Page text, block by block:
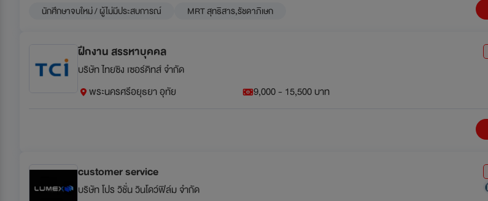
นักศึกษาจบใหม่ / ผู้ไม่มีประสบการณ์ MRT สุทธิสาร,รัชดาภิเษก
ฝึกงาน สรรหาบุคคล
บริษัท ไทยซิง เซอร์คิทส์ จำกัด
พระนครศรีอยุธยา อุทัย 9,000 - 15,500 บาท
customer service
บริษัท โปร วิชั่น วินโดว์ฟิล์ม จำกัด